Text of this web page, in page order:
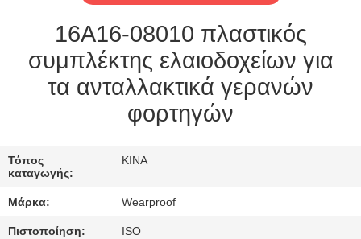
ΕΠΑΦΉ
ΜΕ
ΑΠΌΣΠΑΣΜΑ
SITEMAP
16A16-08010 πλαστικός
συμπλέκτης ελαιοδοχείων για
τα ανταλλακτικά γερανών
φορτηγών
Τόπος
καταγωγής:
ΚΙΝΑ
Μάρκα: Wearproof
Πιστοποίηση: ISO